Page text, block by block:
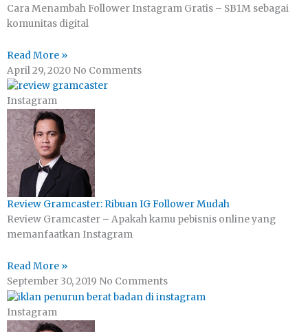
Cara Menambah Follower Instagram Gratis – SB1M sebagai
komunitas digital
Read More »
April 29, 2020 No Comments
Instagram
Review Gramcaster: Ribuan IG Follower Mudah
Review Gramcaster – Apakah kamu pebisnis online yang
memanfaatkan Instagram
Read More »
September 30, 2019 No Comments
Instagram